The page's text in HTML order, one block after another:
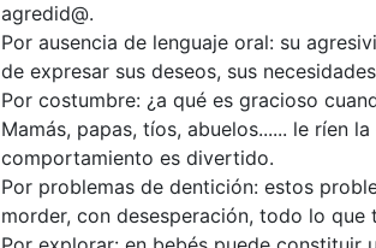
agredid@.
Por ausencia de lenguaje oral: su
de expresar sus deseos, sus
Por costumbre: ¿a qué es gracioso
Mamás, papas, tíos, abuelos...... le ríen
comportamiento es divertido.
Por problemas de dentición: estos
morder, con desesperación, todo lo que